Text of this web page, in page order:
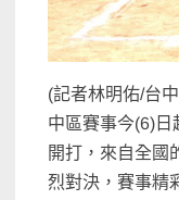
(記者林明佑/台
中區賽事今(6)日
開打，來自全國
烈對決，賽事精